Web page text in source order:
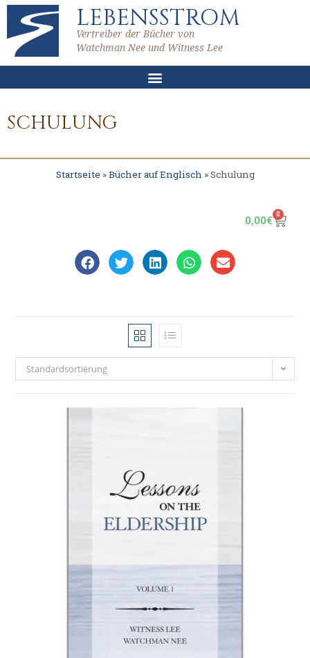
LEBENSSTROM
Vertreiber der Bücher von
Watchman Nee und Witness Lee
SCHULUNG
Startseite »Bücher auf Englisch»Schulung
0,00€ 0
Standardsortierung